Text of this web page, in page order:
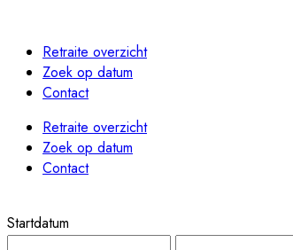
Retraite overzicht
Zoek op datum
Contact
Retraite overzicht
Zoek op datum
Contact
Startdatum